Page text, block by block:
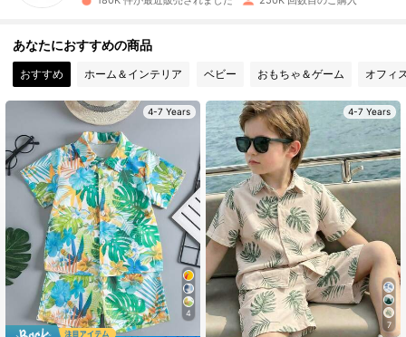
4.96 85K フォロワー
4.96 85K フォロワー
4.96 85K フォロワー
4.96 85K フォロワー
4.96 85K フォロワー
あなたにおすすめの商品
おすすめ ホーム＆インテリア ベビー おもちゃ＆ゲーム オフィ
4-7 Years
4
4-7 Years
7